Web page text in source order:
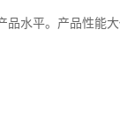
水平。产品性能